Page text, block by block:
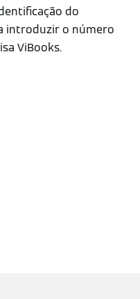
do
introduzir o número
ViBooks.